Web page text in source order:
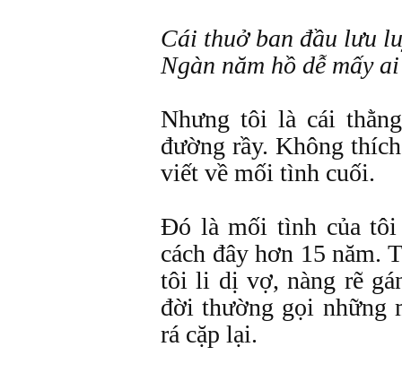
Cái thuở ban đầu lưu
Ngàn năm hồ dễ mấy
Nhưng tôi là cái
đường rầy. Không
viết về mối tình cuối.
Đó là mối tình của tôi
cách đây hơn 15 năm.
tôi li dị vợ, nàng rẽ
đời thường gọi
rá cặp lại.